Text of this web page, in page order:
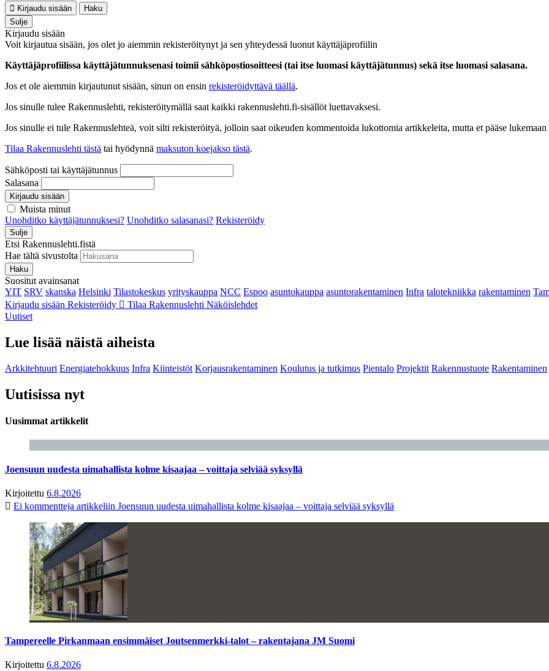
Kirjaudu sisään
Haku
Sulje
Kirjaudu sisään
Voit kirjautua sisään, jos olet jo aiemmin rekisteröitynyt ja sen yhteydessä luonut käyttäjäprofiilin
Käyttäjäprofiilissa käyttäjätunnuksenasi toimii sähköpostiosoitteesi (tai itse luomasi käyttäjätunnus) sekä itse luomasi salasana.
Jos et ole aiemmin kirjautunut sisään, sinun on ensin rekisteröidyttävä täällä.
Jos sinulle tulee Rakennuslehti, rekisteröitymällä saat kaikki rakennuslehti.fi-sisällöt luettavaksesi.
Jos sinulle ei tule Rakennuslehteä, voit silti rekisteröityä, jolloin saat oikeuden kommentoida lukottomia artikkeleita, mutta et pääse
Tilaa Rakennuslehti tästä tai hyödynnä maksuton koejakso tästä.
Sähköposti tai käyttäjätunnus
Salasana
Kirjaudu sisään
Muista minut
Unohditko käyttäjätunnuksesi? Unohditko salasanasi? Rekisteröidy
Sulje
Etsi Rakennuslehti.fistä
Hae tältä sivustolta
Haku
Suositut avainsanat
YIT SRV skanska Helsinki Tilastokeskus yrityskauppa NCC Espoo asuntokauppa asuntorakentaminen Infra talotekniikka rakentaminen
Kirjaudu sisään Rekisteröidy Tilaa Rakennuslehti Näköislehdet
Uutiset
Lue lisää näistä aiheista
Arkkitehtuuri Energiatehokkuus Infra Kiinteistöt Korjausrakentaminen Koulutus ja tutkimus Pientalo Projektit Rakennustuote Rakentaminen
Uutisissa nyt
Uusimmat artikkelit
Joensuun uudesta uimahallista kolme kisaajaa – voittaja selviää syksyllä
Kirjoitettu 6.8.2026
Ei kommentteja artikkeliin Joensuun uudesta uimahallista kolme kisaajaa – voittaja selviää syksyllä
Tampereelle Pirkanmaan ensimmäiset Joutsenmerkki-talot – rakentajana JM Suomi
Kirjoitettu 6.8.2026